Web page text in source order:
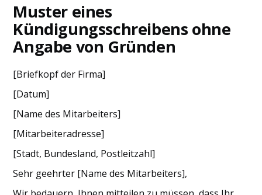
Muster eines
Kündigungsschreibens ohne
Angabe von Gründen
[Briefkopf der Firma]
[Datum]
[Name des Mitarbeiters]
[Mitarbeiteradresse]
[Stadt, Bundesland, Postleitzahl]
Sehr geehrter [Name des Mitarbeiters],